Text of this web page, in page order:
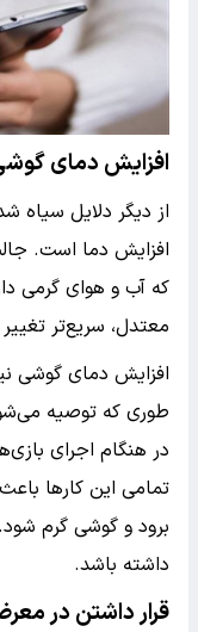
افزایش دمای
از دیگر دلایل سیاه
افزایش دما است.
که آب و هوای گرمی
معتدل، سریع‌تر
افزایش دمای گوشی
طوری که توصیه
در هنگام اجرای
تمامی این کارها
برود و گوشی گرم
داشته باشد.
قرار داشتن در